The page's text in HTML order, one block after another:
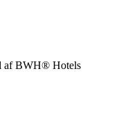
af BWH® Hotels